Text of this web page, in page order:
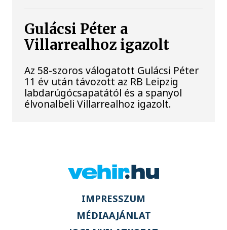
Gulácsi Péter a
Villarrealhoz igazolt
Az 58-szoros válogatott Gulácsi Péter
11 év után távozott az RB Leipzig
labdarúgócsapatától és a spanyol
élvonalbeli Villarrealhoz igazolt.
IMPRESSZUM
MÉDIAAJÁNLAT